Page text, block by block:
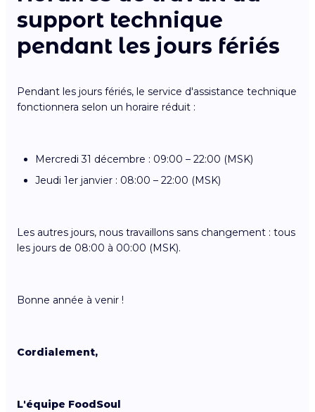
support technique
pendant les jours fériés
Pendant les jours fériés, le service d'assistance technique
fonctionnera selon un horaire réduit :
Mercredi 31 décembre : 09:00 – 22:00 (MSK)
Jeudi 1er janvier : 08:00 – 22:00 (MSK)
Les autres jours, nous travaillons sans changement : tous
les jours de 08:00 à 00:00 (MSK).
Bonne année à venir !
Cordialement,
L'équipe FoodSoul